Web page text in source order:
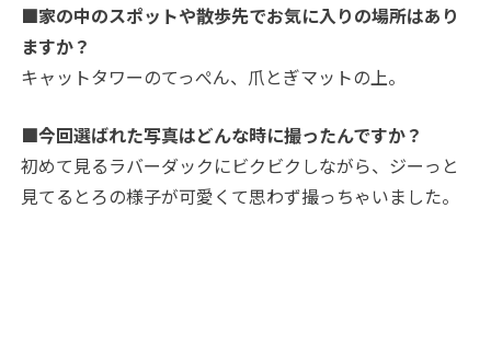
■家の中のスポットや散歩先でお気に入りの場所はあり
ますか？
キャットタワーのてっぺん、爪とぎマットの上。
■今回選ばれた写真はどんな時に撮ったんですか？
初めて見るラバーダックにビクビクしながら、ジーっと
見てるとろの様子が可愛くて思わず撮っちゃいました。